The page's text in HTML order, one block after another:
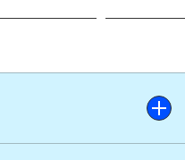
しみに！